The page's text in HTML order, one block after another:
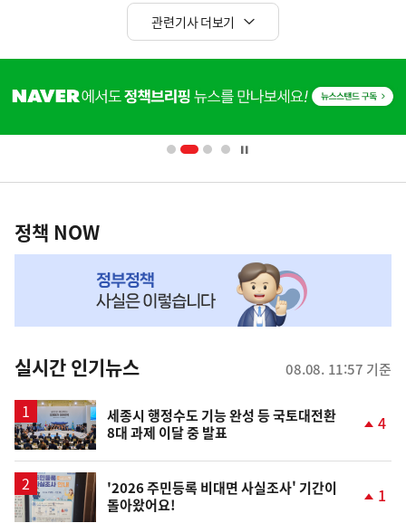
관련기사 더보기
단
영
책
NOW,
뉴
스
정책 NOW
실시간 인기뉴스 08.08. 11:57 기준
세종시 행정수도 기능 완성 등 국토대전환
8대 과제 이달 중 발표
상
4
'2026 주민등록 비대면 사실조사' 기간이
돌아왔어요!
1